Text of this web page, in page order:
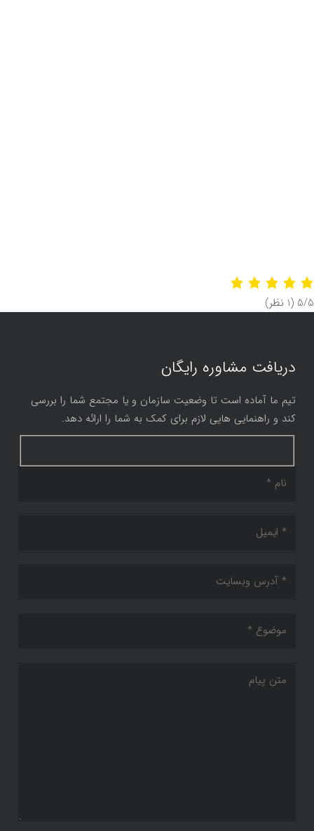
‫5/5 ‫(1 نظر)
دریافت مشاوره رایگان
تیم ما آماده است تا وضعیت سازمان و یا مجتمع شما را بررسی
کند و راهنمایی هایی لازم برای کمک به شما را ارائه دهد.